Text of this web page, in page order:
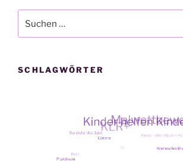
nach:
SCHLAGWÖRTER